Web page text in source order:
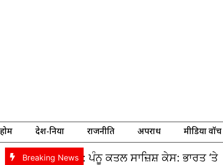
होम देश-दुनिया राजनीति अपराध मीडिया वॉच
Breaking News
: ਪੰਨੂ ਕਤਲ ਸਾਜ਼ਿਸ਼ ਕੇਸ: ਭਾਰਤ ‘ਤੇ ਲੱਗੇ ਦੋਸ਼ਾਂ